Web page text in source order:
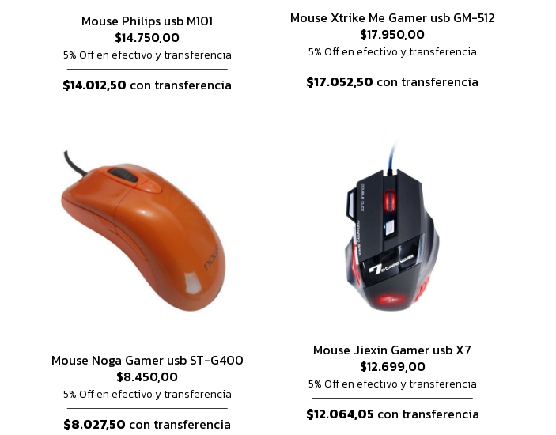
Mouse Philips usb M101
$14.750,00
5% Off en efectivo y transferencia
$14.012,50 con transferencia
Mouse Xtrike Me Gamer usb GM-512
$17.950,00
5% Off en efectivo y transferencia
$17.052,50 con transferencia
Mouse Noga Gamer usb ST-G400
$8.450,00
5% Off en efectivo y transferencia
$8.027,50 con transferencia
Mouse Jiexin Gamer usb X7
$12.699,00
5% Off en efectivo y transferencia
$12.064,05 con transferencia